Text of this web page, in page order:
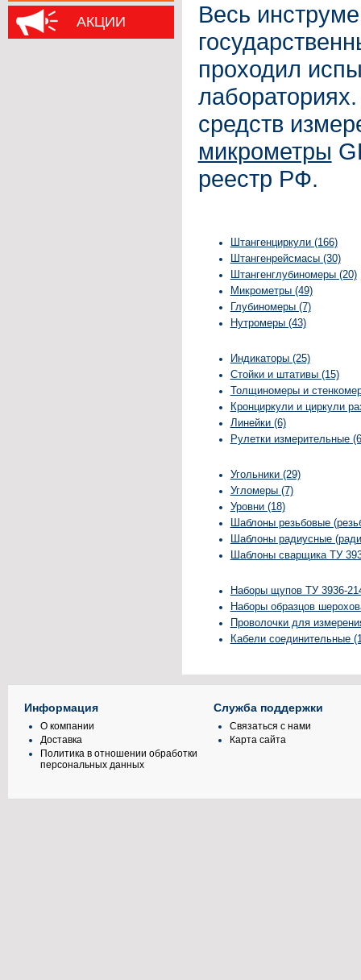
АКЦИИ
Весь
проходил
средств
микрометры
реестр РФ.
Штангенциркули (166)
Штангенрейсмасы (30)
Штангенглубиномеры (20)
Микрометры (49)
Глубиномеры (7)
Нутромеры (43)
Индикаторы (25)
Стойки и штативы (15)
Толщиномеры и
Кронциркули и циркули
Линейки (6)
Рулетки измерительные
Угольники (29)
Угломеры (7)
Уровни (18)
Шаблоны резьбовые
Шаблоны радиусные
Шаблоны сварщика ТУ
Наборы щупов ТУ 3936-
Наборы образцов
Проволочки для
Кабели соединительные
Информация
О компании
Доставка
Политика в отношении обработки
персональных данных
Служба поддержки
Связаться с нами
Карта сайта